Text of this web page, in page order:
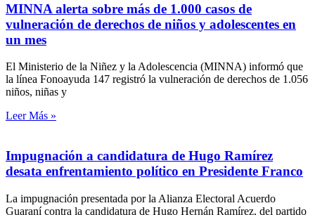
MINNA alerta sobre más de 1.000 casos de
vulneración de derechos de niños y adolescentes en
un mes
El Ministerio de la Niñez y la Adolescencia (MINNA) informó que
la línea Fonoayuda 147 registró la vulneración de derechos de 1.056
niños, niñas y
Leer Más »
Impugnación a candidatura de Hugo Ramírez
desata enfrentamiento político en Presidente Franco
La impugnación presentada por la Alianza Electoral Acuerdo
Guaraní contra la candidatura de Hugo Hernán Ramírez, del partido